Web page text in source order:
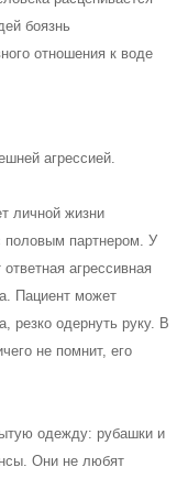
боязнь
отношения к воде
агрессией.
личной жизни
половым партнером. У
агрессивная
Пациент может
резко одернуть руку. В
не помнит, его
одежду: рубашки и
Они не любят